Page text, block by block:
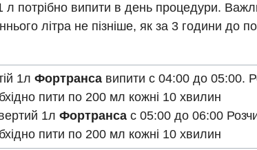
л потрібно випити в день процедури.
літра не пізніше, як за 3 години до
1л Фортранса випити с 04:00 до 05:00.
пити по 200 мл кожні 10 хвилин
1л Фортранса с 05:00 до 06:00
пити по 200 мл кожні 10 хвилин